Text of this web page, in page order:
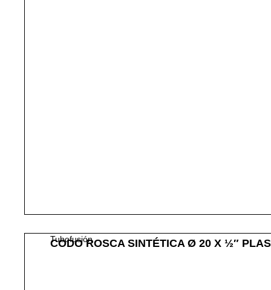
Tubofusión
CODO ROSCA SINTÉTICA Ø 20 X ½″